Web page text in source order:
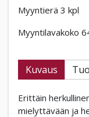
Myyntierä 3 kpl
Myyntilavakoko
Kuvaus
Erittäin
mielyttävään ja